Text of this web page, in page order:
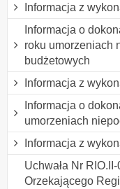
Informacja z
Informacja o
roku umorzeniach
budżetowych
Informacja z
Informacja o
umorzeniach
Informacja z
Uchwała Nr
Orzekającego